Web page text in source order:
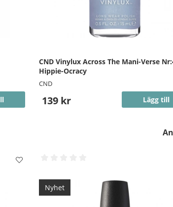
CND Vinylux Across The Mani-Verse
Hippie-Ocracy
CND
139 kr Lägg till
Nyhet